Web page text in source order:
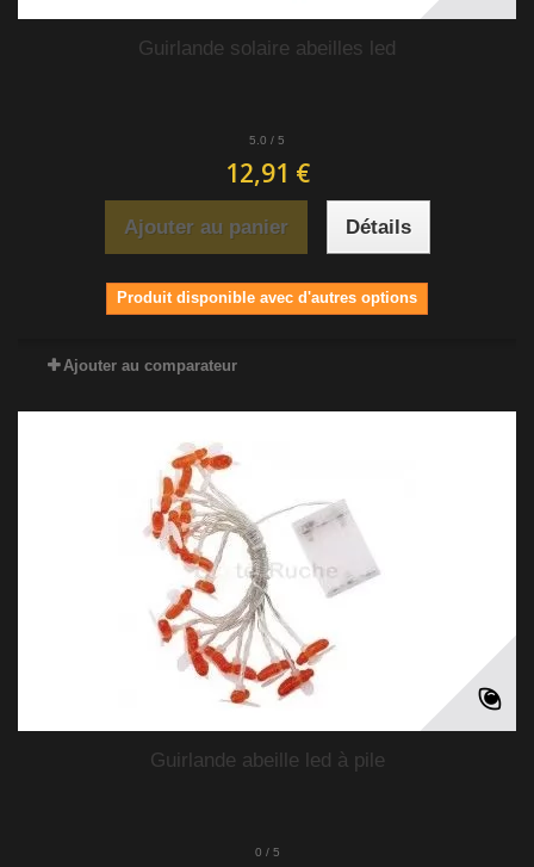
Guirlande solaire abeilles led
5.0 / 5
12,91 €
Ajouter au panier Détails
Produit disponible avec d'autres options
Ajouter au comparateur
Guirlande abeille led à pile
0 / 5